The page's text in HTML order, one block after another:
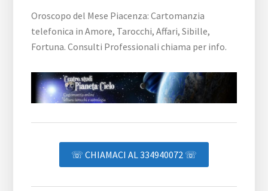
Oroscopo del Mese Piacenza: Cartomanzia
telefonica in Amore, Tarocchi, Affari, Sibille,
Fortuna. Consulti Professionali chiama per info.
☏ CHIAMACI AL 334940072 ☏